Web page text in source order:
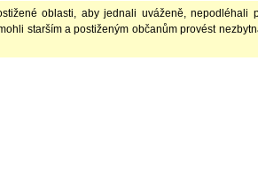
oblasti, aby jednali uváženě, nepodléhali
starším a postiženým občanům provést